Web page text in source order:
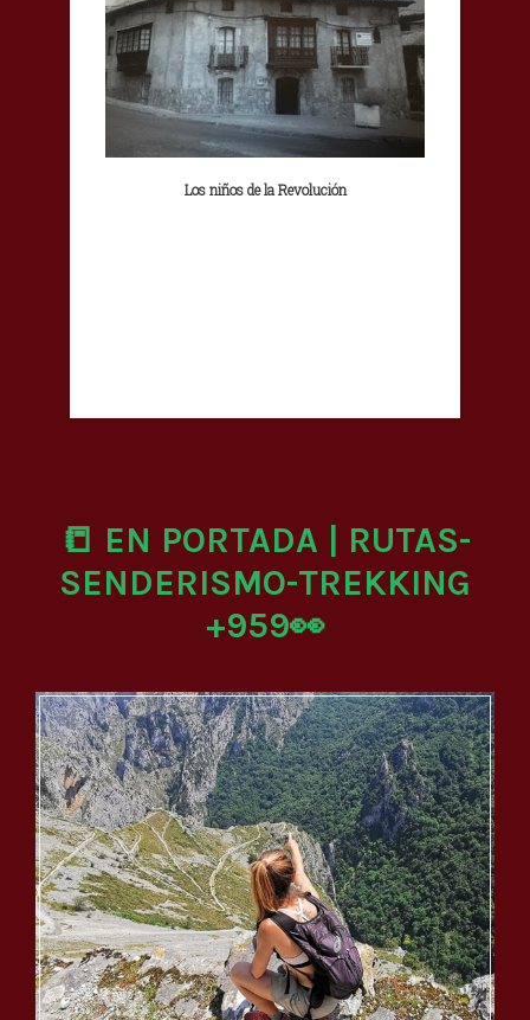
Los niños de la Revolución
📒 EN PORTADA | RUTAS-
SENDERISMO-TREKKING
+959👀